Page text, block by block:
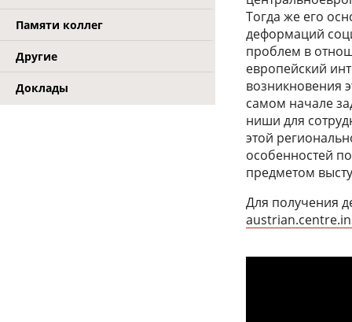
Памяти коллег
Другие
Доклады
Тогда же его
деформаций
проблем в
европейский
возникновения
самом начале
ниши для
этой
особенностей
предметом
Для получения